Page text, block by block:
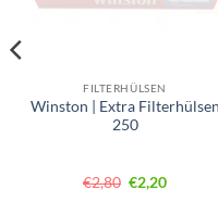
FILTERHÜLSEN
Winston | Extra Filterhülsen
250
€2,80
Preis
€2,20